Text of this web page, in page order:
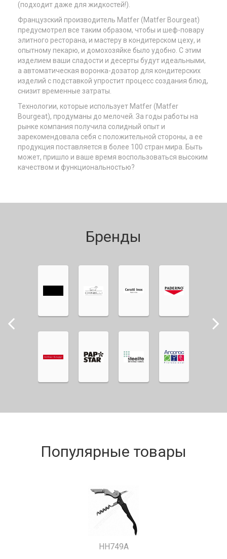
(подходит даже для жидкостей!).
Французский производитель Matfer (Matfer Bourgeat)
предусмотрел все таким образом, чтобы и шеф-повару
элитного ресторана, и мастеру в кондитерском цеху, и
опытному пекарю, и домохозяйке было удобно. С этим
изделием ваши сладости и десерты будут идеальными,
а автоматическая воронка-дозатор для кондитерских
изделий с подставкой упростит процесс создания блюд,
снизит временные затраты.
Технологии, которые использует Matfer (Matfer
Bourgeat), продуманы до мелочей. За годы работы на
рынке компания получила солидный опыт и
зарекомендовала себя с положительной стороны, а ее
продукция поставляется в более 100 стран мира. Быть
может, пришло и ваше время воспользоваться высоким
качеством и функциональностью?
Бренды
Популярные товары
HH749A